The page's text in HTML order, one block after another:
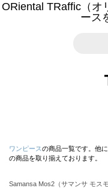
ORiental TRaffic（オ
ース
ワンピースの商品一覧です。他
の商品を取り揃えております。
Samansa Mos2（サマンサ モス